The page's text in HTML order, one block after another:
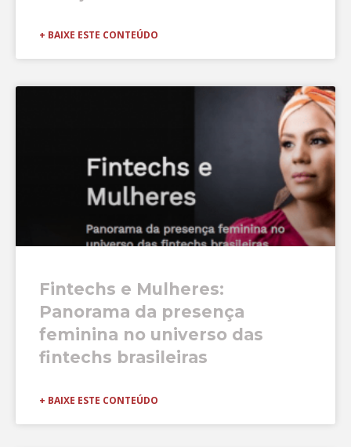
+ BAIXE ESTE CONTEÚDO
Fintechs e Mulheres:
Panorama da presença
feminina no universo das
fintechs brasileiras
+ BAIXE ESTE CONTEÚDO